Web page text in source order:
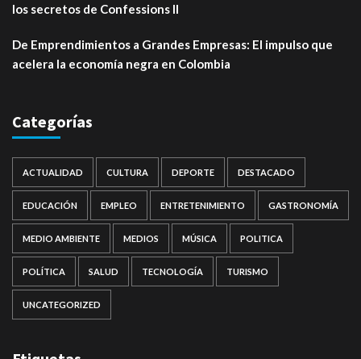
los secretos de Confessions II
De Emprendimientos a Grandes Empresas: El impulso que
acelera la economía negra en Colombia
Categorías
ACTUALIDAD CULTURA DEPORTE DESTACADO
EDUCACIÓN EMPLEO ENTRETENIMIENTO GASTRONOMÍA
MEDIO AMBIENTE MEDIOS MÚSICA POLITICA
POLÍTICA SALUD TECNOLOGÍA TURISMO
UNCATEGORIZED